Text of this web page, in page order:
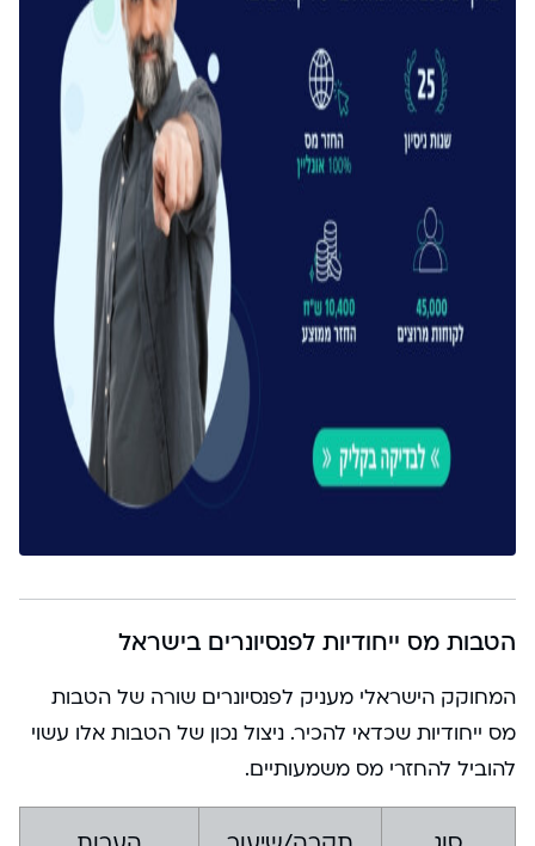
הטבות מס ייחודיות לפנסיונרים בישראל
המחוקק הישראלי מעניק לפנסיונרים שורה של הטבות
מס ייחודיות שכדאי להכיר. ניצול נכון של הטבות אלו עשוי
להוביל להחזרי מס משמעותיים.